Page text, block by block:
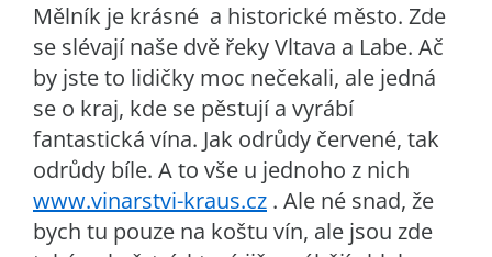
Mělník je krásné a historické město. Zde
se slévají naše dvě řeky Vltava a Labe. Ač
by jste to lidičky moc nečekali, ale jedná
se o kraj, kde se pěstují a vyrábí
fantastická vína. Jak odrůdy červené, tak
odrůdy bíle. A to vše u jednoho z nich
www.vinarstvi-kraus.cz . Ale né snad, že
bych tu pouze na koštu vín, ale jsou zde